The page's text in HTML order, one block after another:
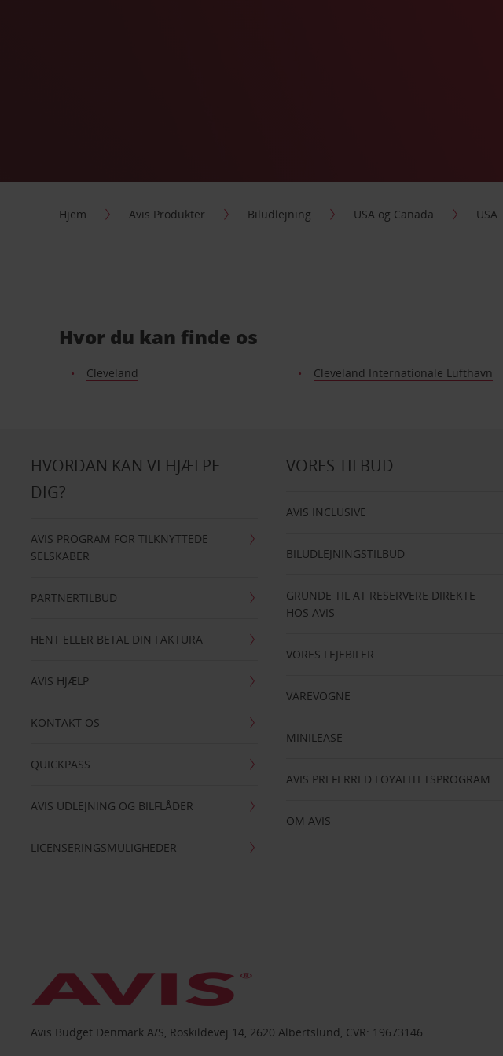
Hjem Avis Produkter Biludlejning USA og Canada USA
Hvor du kan finde os
Cleveland Cleveland Internationale Lufthavn
HVORDAN KAN VI HJÆLPE
DIG?
AVIS PROGRAM FOR TILKNYTTEDE
SELSKABER
PARTNERTILBUD
HENT ELLER BETAL DIN FAKTURA
AVIS HJÆLP
KONTAKT OS
QUICKPASS
AVIS UDLEJNING OG BILFLÅDER
LICENSERINGSMULIGHEDER
VORES TILBUD
AVIS INCLUSIVE
BILUDLEJNINGSTILBUD
GRUNDE TIL AT RESERVERE DIREKTE
HOS AVIS
VORES LEJEBILER
VAREVOGNE
MINILEASE
AVIS PREFERRED LOYALITETSPROGRAM
OM AVIS
Avis Budget Denmark A/S, Roskildevej 14, 2620 Albertslund, CVR: 19673146